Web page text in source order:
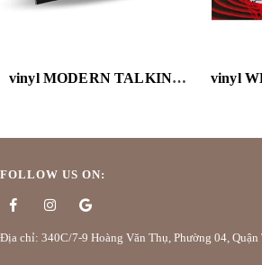
vinyl MODERN TALKING - 1ST ALBUM (GOLD VINYL/40TH ANNIVERSARY/LIMITED/IMPORT)
FOLLOW US ON:
Địa chỉ: 340C/7-9 Hoàng Văn Thụ, Phường 04,